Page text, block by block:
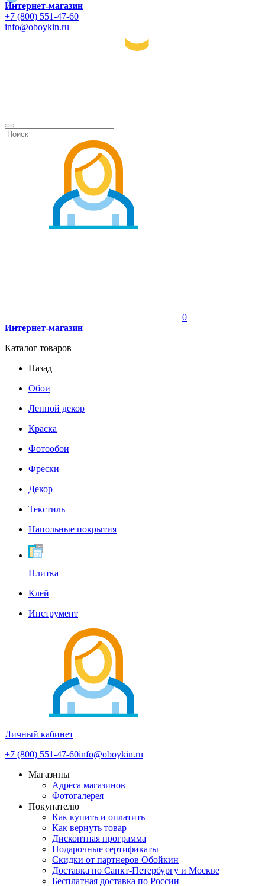
Интернет-магазин
+7 (800) 551-47-60
info@oboykin.ru
0
Интернет-магазин
Каталог товаров
Назад
Обои
Лепной декор
Краска
Фотообои
Фрески
Декор
Текстиль
Напольные покрытия
Плитка
Клей
Инструмент
Личный кабинет
+7 (800) 551-47-60info@oboykin.ru
Магазины
Адреса магазинов
Фотогалерея
Покупателю
Как купить и оплатить
Как вернуть товар
Дисконтная программа
Подарочные сертификаты
Скидки от партнеров Обойкин
Доставка по Санкт-Петербургу и Москве
Бесплатная доставка по России